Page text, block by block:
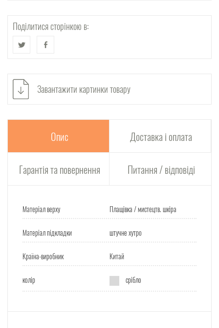
Поділитися сторінкою в:
Завантажити картинки товару
Опис Доставка і оплата
Гарантія та повернення Питання / відповіді
Матеріал верху Плащівка / мистецтв. шкіра
Матеріал підкладки штучне хутро
Країна-виробник Китай
колір срібло